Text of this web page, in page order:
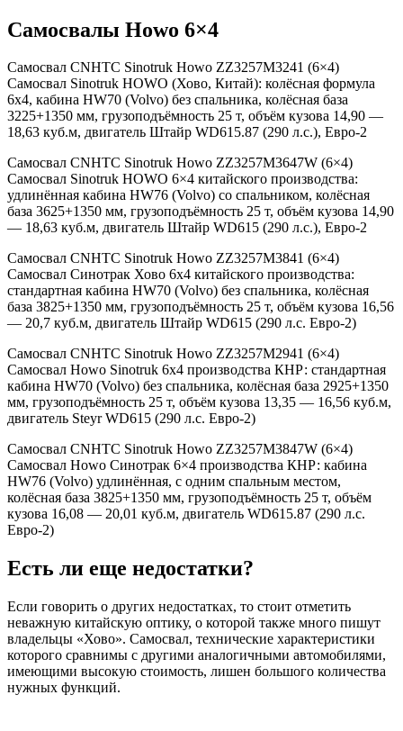
Самосвалы Howo 6×4
Самосвал CNHTC Sinotruk Howo ZZ3257M3241 (6×4)
Самосвал Sinotruk HOWO (Хово, Китай): колёсная формула
6х4, кабина HW70 (Volvo) без спальника, колёсная база
3225+1350 мм, грузоподъёмность 25 т, объём кузова 14,90 —
18,63 куб.м, двигатель Штайр WD615.87 (290 л.с.), Евро-2
Самосвал CNHTC Sinotruk Howo ZZ3257M3647W (6×4)
Самосвал Sinotruk HOWO 6×4 китайского производства:
удлинённая кабина HW76 (Volvo) со спальником, колёсная
база 3625+1350 мм, грузоподъёмность 25 т, объём кузова 14,90
— 18,63 куб.м, двигатель Штайр WD615 (290 л.с.), Евро-2
Самосвал CNHTC Sinotruk Howo ZZ3257M3841 (6×4)
Самосвал Синотрак Хово 6х4 китайского производства:
стандартная кабина HW70 (Volvo) без спальника, колёсная
база 3825+1350 мм, грузоподъёмность 25 т, объём кузова 16,56
— 20,7 куб.м, двигатель Штайр WD615 (290 л.с. Евро-2)
Самосвал CNHTC Sinotruk Howo ZZ3257M2941 (6×4)
Самосвал Howo Sinotruk 6х4 производства КНР: стандартная
кабина HW70 (Volvo) без спальника, колёсная база 2925+1350
мм, грузоподъёмность 25 т, объём кузова 13,35 — 16,56 куб.м,
двигатель Steyr WD615 (290 л.с. Евро-2)
Самосвал CNHTC Sinotruk Howo ZZ3257M3847W (6×4)
Самосвал Howo Синотрак 6×4 производства КНР: кабина
HW76 (Volvo) удлинённая, с одним спальным местом,
колёсная база 3825+1350 мм, грузоподъёмность 25 т, объём
кузова 16,08 — 20,01 куб.м, двигатель WD615.87 (290 л.с.
Евро-2)
Есть ли еще недостатки?
Если говорить о других недостатках, то стоит отметить
неважную китайскую оптику, о которой также много пишут
владельцы «Хово». Самосвал, технические характеристики
которого сравнимы с другими аналогичными автомобилями,
имеющими высокую стоимость, лишен большого количества
нужных функций.